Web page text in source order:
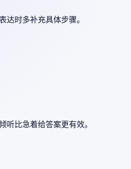
达时多补充具体步骤。
听比急着给答案更有效。